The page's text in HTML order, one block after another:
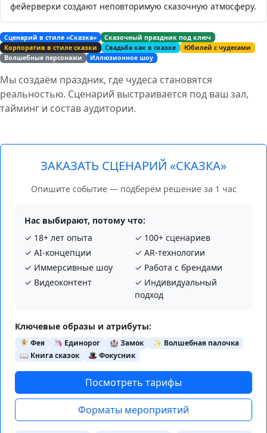
фейерверки создают неповторимую сказочную атмосферу.
Сценарий в стиле «Сказка»
Сказочный праздник под ключ
Корпоратив в стиле сказки
Свадьба как в сказке
Юбилей с чудесами
Волшебные персонажи
Иллюзионное шоу
Мы создаём праздник, где чудеса становятся
реальностью. Сценарий выстраивается под ваш зал,
тайминг и состав аудитории.
ЗАКАЗАТЬ СЦЕНАРИЙ «СКАЗКА»
Опишите событие — подберём решение за 1 час
Нас выбирают, потому что:
✓ 18+ лет опыта
✓ 100+ сценариев
✓ AI‑концепции
✓ AR‑технологии
✓ Иммерсивные шоу
✓ Работа с брендами
✓ Видеоконтент
✓ Индивидуальный
подход
Ключевые образы и атрибуты:
🧚 Фея 🦄 Единорог 🏰 Замок
✨ Волшебная палочка
📖 Книга сказок
🎩 Фокусник
Посмотреть тарифы
Форматы мероприятий